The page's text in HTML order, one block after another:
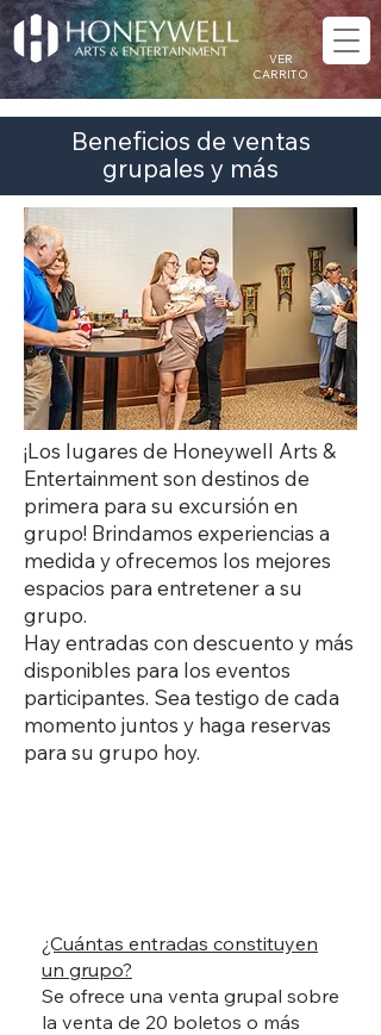
VER
CARRITO
Beneficios de ventas
grupales y más
¡Los lugares de Honeywell Arts &
Entertainment son destinos de
primera para su excursión en
grupo! Brindamos experiencias a
medida y ofrecemos los mejores
espacios para entretener a su
grupo.
Hay entradas con descuento y más
disponibles para los eventos
participantes. Sea testigo de cada
momento juntos y haga reservas
para su grupo hoy.
¿Cuántas entradas constituyen
un grupo?
Se ofrece una venta grupal sobre
la venta de 20 boletos o más